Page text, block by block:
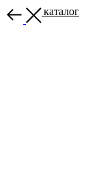
Назад в каталог